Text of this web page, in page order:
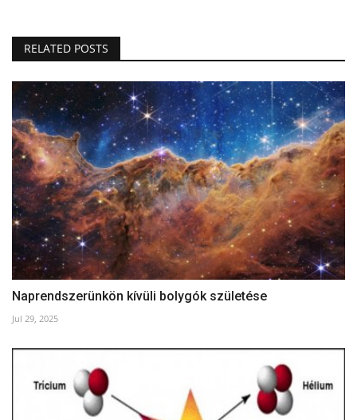
RELATED POSTS
Naprendszerünkön kívüli bolygók születése
Jul 29, 2025